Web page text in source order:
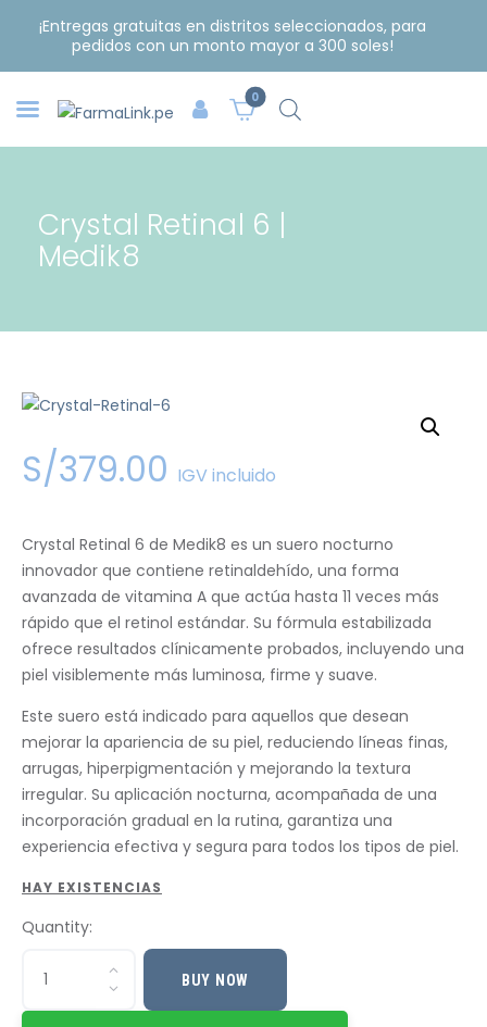
¡Entregas gratuitas en distritos seleccionados, para
pedidos con un monto mayor a 300 soles!
0
Crystal Retinal 6 |
Medik8
S/379.00 IGV incluido
Crystal Retinal 6 de Medik8 es un suero nocturno
innovador que contiene retinaldehído, una forma
avanzada de vitamina A que actúa hasta 11 veces más
rápido que el retinol estándar. Su fórmula estabilizada
ofrece resultados clínicamente probados, incluyendo una
piel visiblemente más luminosa, firme y suave.
Este suero está indicado para aquellos que desean
mejorar la apariencia de su piel, reduciendo líneas finas,
arrugas, hiperpigmentación y mejorando la textura
irregular. Su aplicación nocturna, acompañada de una
incorporación gradual en la rutina, garantiza una
experiencia efectiva y segura para todos los tipos de piel.
HAY EXISTENCIAS
Quantity:
BUY NOW